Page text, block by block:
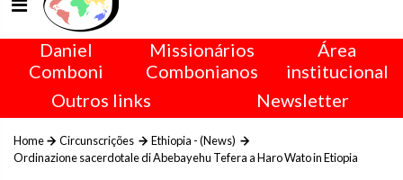
Daniel
Comboni
Missionários
Combonianos
Área
institucional
Outros links
Newsletter
Home Circunscrições
Ethiopia - (News)
Ordinazione sacerdotale di Abebayehu Tefera a Haro Wato in Etiopia